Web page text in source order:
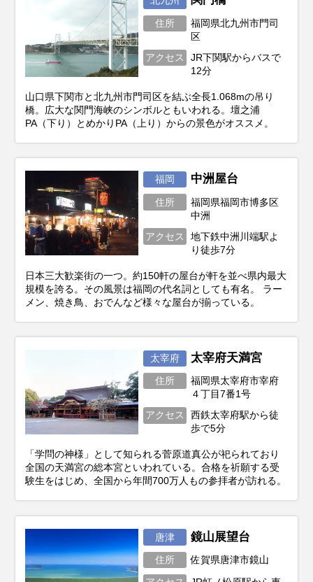
住所
福岡県北九州市門司
区
アクセス
JR下関駅からバスで
12分
山口県下関市と北九州市門司区を結ぶ全長1.068mの吊り
橋。広大な関門海峡のシンボルともいわれる。壇之浦
PA（下り）とめかりPA（上り）からの景色がオススメ。
福岡 中洲屋台
住所
福岡県福岡市博多区
中洲
アクセス
地下鉄中洲川端駅よ
り徒歩7分
日本三大歓楽街の一つ。約150軒の屋台が軒を並べ県内最大
規模を誇る。その風景は福岡の代名詞としても有名。 ラー
メン、焼き鳥、おでんなど様々な屋台が揃っている。
太宰府 太宰府天満宮
住所
福岡県太宰府市宰府
４丁目7番1号
アクセス
西鉄太宰府駅から徒
歩で5分
「学問の神様」として知られる菅原道真公が祀られており
全国の天満宮の総本宮といわれている。合格を祈願する受
験生をはじめ、全国から年間700万人もの参拝者が訪れる。
唐津 鏡山展望台
住所 佐賀県唐津市鏡山